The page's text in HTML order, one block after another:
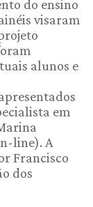
do ensino
visaram
alunos e
em
line). A
Francisco
dos